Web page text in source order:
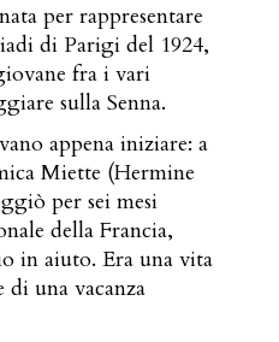
per rappresentare
di Parigi del 1924,
fra i vari
sulla Senna.
appena iniziare: a
Miette (Hermine
per sei mesi
della Francia,
in aiuto. Era una vita
di una vacanza